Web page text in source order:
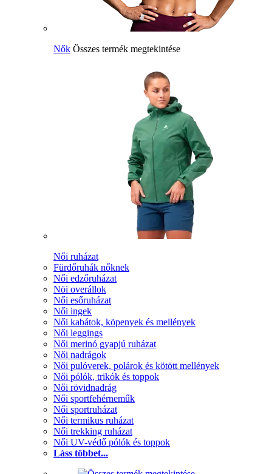
Nők Összes termék megtekintése
Női ruházat
Fürdőruhák nőknek
Női edzőruházat
Nöi overállok
Női esőruházat
Női ingek
Női kabátok, köpenyek és mellények
Női leggings
Női merinó gyapjú ruházat
Női nadrágok
Női pulóverek, polárok és kötött mellények
Női pólók, trikók és toppok
Női rövidnadrág
Női sportfehérneműk
Női sportruházat
Női termikus ruházat
Női trekking ruházat
Női UV-védő pólók és toppok
Láss többet...